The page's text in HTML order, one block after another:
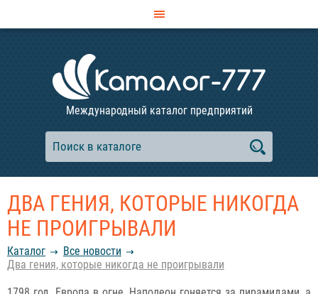
Международный каталог предприятий
ДВА ГЕНИЯ, КОТОРЫЕ НИКОГДА
НЕ ПРОИГРЫВАЛИ
Каталог
Все новости
Два гения, которые никогда не проигрывали